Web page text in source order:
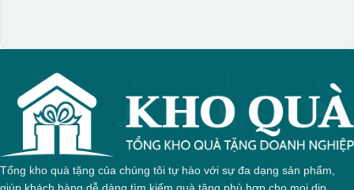
Tổng kho quà tặng của chúng tôi tự hào với sự đa dạng sản phẩm,